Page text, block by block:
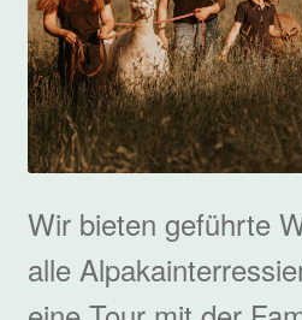
Shop
Wir bieten geführte
alle